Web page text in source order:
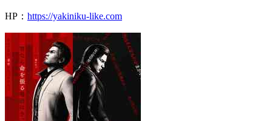
HP： https://yakiniku-like.com